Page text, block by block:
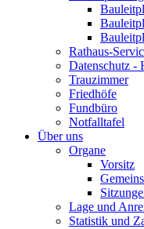
Rathaus-
Datenschutz -
Trauzimmer
Friedhöfe
Fundbüro
Notfalltafel
Über uns
Organe
Vorsitz
Lage und
Statistik und